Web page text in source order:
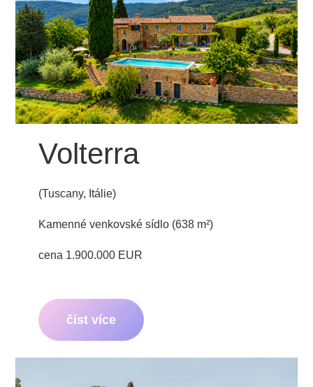
Volterra
(Tuscany, Itálie)
Kamenné venkovské sídlo (638 m²)
cena 1.900.000 EUR
číst více